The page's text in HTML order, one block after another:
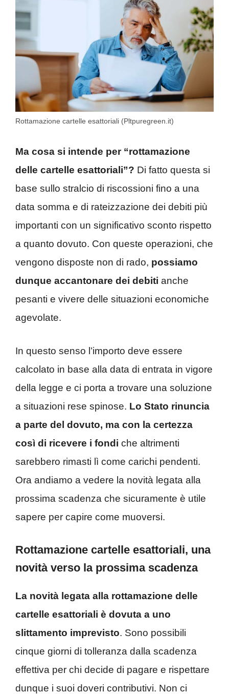
Rottamazione cartelle esattoriali (Pltpuregreen.it)
Ma cosa si intende per “rottamazione
delle cartelle esattoriali”? Di fatto questa si
base sullo stralcio di riscossioni fino a una
data somma e di rateizzazione dei debiti più
importanti con un significativo sconto rispetto
a quanto dovuto. Con queste operazioni, che
vengono disposte non di rado, possiamo
dunque accantonare dei debiti anche
pesanti e vivere delle situazioni economiche
agevolate.
In questo senso l’importo deve essere
calcolato in base alla data di entrata in vigore
della legge e ci porta a trovare una soluzione
a situazioni rese spinose. Lo Stato rinuncia
a parte del dovuto, ma con la certezza
così di ricevere i fondi che altrimenti
sarebbero rimasti lì come carichi pendenti.
Ora andiamo a vedere la novità legata alla
prossima scadenza che sicuramente è utile
sapere per capire come muoversi.
Rottamazione cartelle esattoriali, una
novità verso la prossima scadenza
La novità legata alla rottamazione delle
cartelle esattoriali è dovuta a uno
slittamento imprevisto. Sono possibili
cinque giorni di tolleranza dalla scadenza
effettiva per chi decide di pagare e rispettare
dunque i suoi doveri contributivi. Non ci